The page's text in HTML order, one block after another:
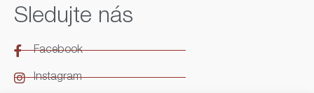
Sledujte nás
Facebook
Instagram